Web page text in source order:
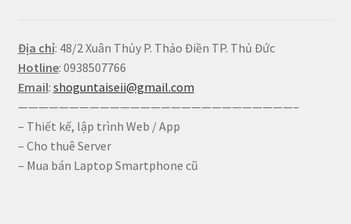
Địa chỉ: 48/2 Xuân Thủy P. Thảo Điền TP. Thủ Đức
Hotline: 0938507766
Email: shoguntaiseii@gmail.com
———————————————————————————–
– Thiết kế, lập trình Web / App
– Cho thuê Server
– Mua bán Laptop Smartphone cũ